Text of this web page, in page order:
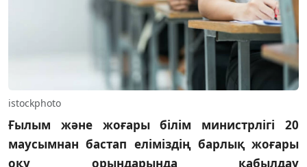
istockphoto
Ғылым және жоғары білім министрлігі 20
маусымнан бастап еліміздің барлық жоғары
оқу орындарында қабылдау